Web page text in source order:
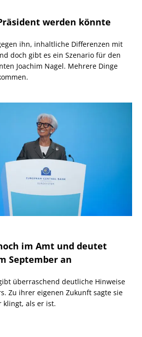
werden könnte
ihn, inhaltliche Differenzen mit
doch gibt es ein Szenario für den
Joachim Nagel. Mehrere Dinge
im Amt und deutet
September an
überraschend deutliche Hinweise
Zu ihrer eigenen Zukunft sagte sie
klingt, als er ist.